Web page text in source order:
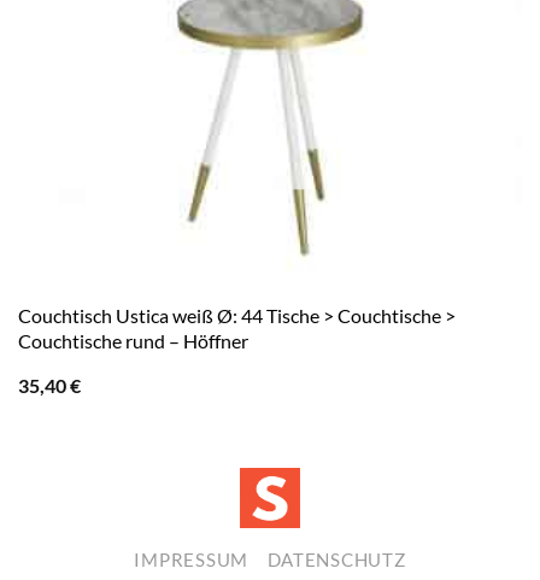
Couchtisch Ustica weiß Ø: 44 Tische > Couchtische >
Couchtische rund – Höffner
35,40€
IMPRESSUM DATENSCHUTZ